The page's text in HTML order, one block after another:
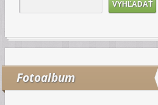
Fotoalbum